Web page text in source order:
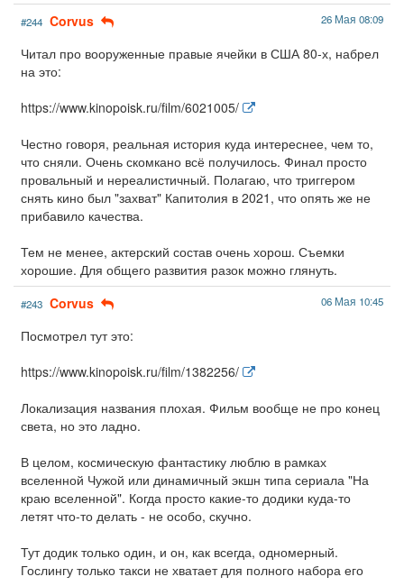
#244 Corvus 26 Мая 08:09
Читал про вооруженные правые ячейки в США 80-х, набрел
на это:
https://www.kinopoisk.ru/film/6021005/
Честно говоря, реальная история куда интереснее, чем то,
что сняли. Очень скомкано всё получилось. Финал просто
провальный и нереалистичный. Полагаю, что триггером
снять кино был "захват" Капитолия в 2021, что опять же не
прибавило качества.
Тем не менее, актерский состав очень хорош. Съемки
хорошие. Для общего развития разок можно глянуть.
#243 Corvus 06 Мая 10:45
Посмотрел тут это:
https://www.kinopoisk.ru/film/1382256/
Локализация названия плохая. Фильм вообще не про конец
света, но это ладно.
В целом, космическую фантастику люблю в рамках
вселенной Чужой или динамичный экшн типа сериала "На
краю вселенной". Когда просто какие-то додики куда-то
летят что-то делать - не особо, скучно.
Тут додик только один, и он, как всегда, одномерный.
Гослингу только такси не хватает для полного набора его